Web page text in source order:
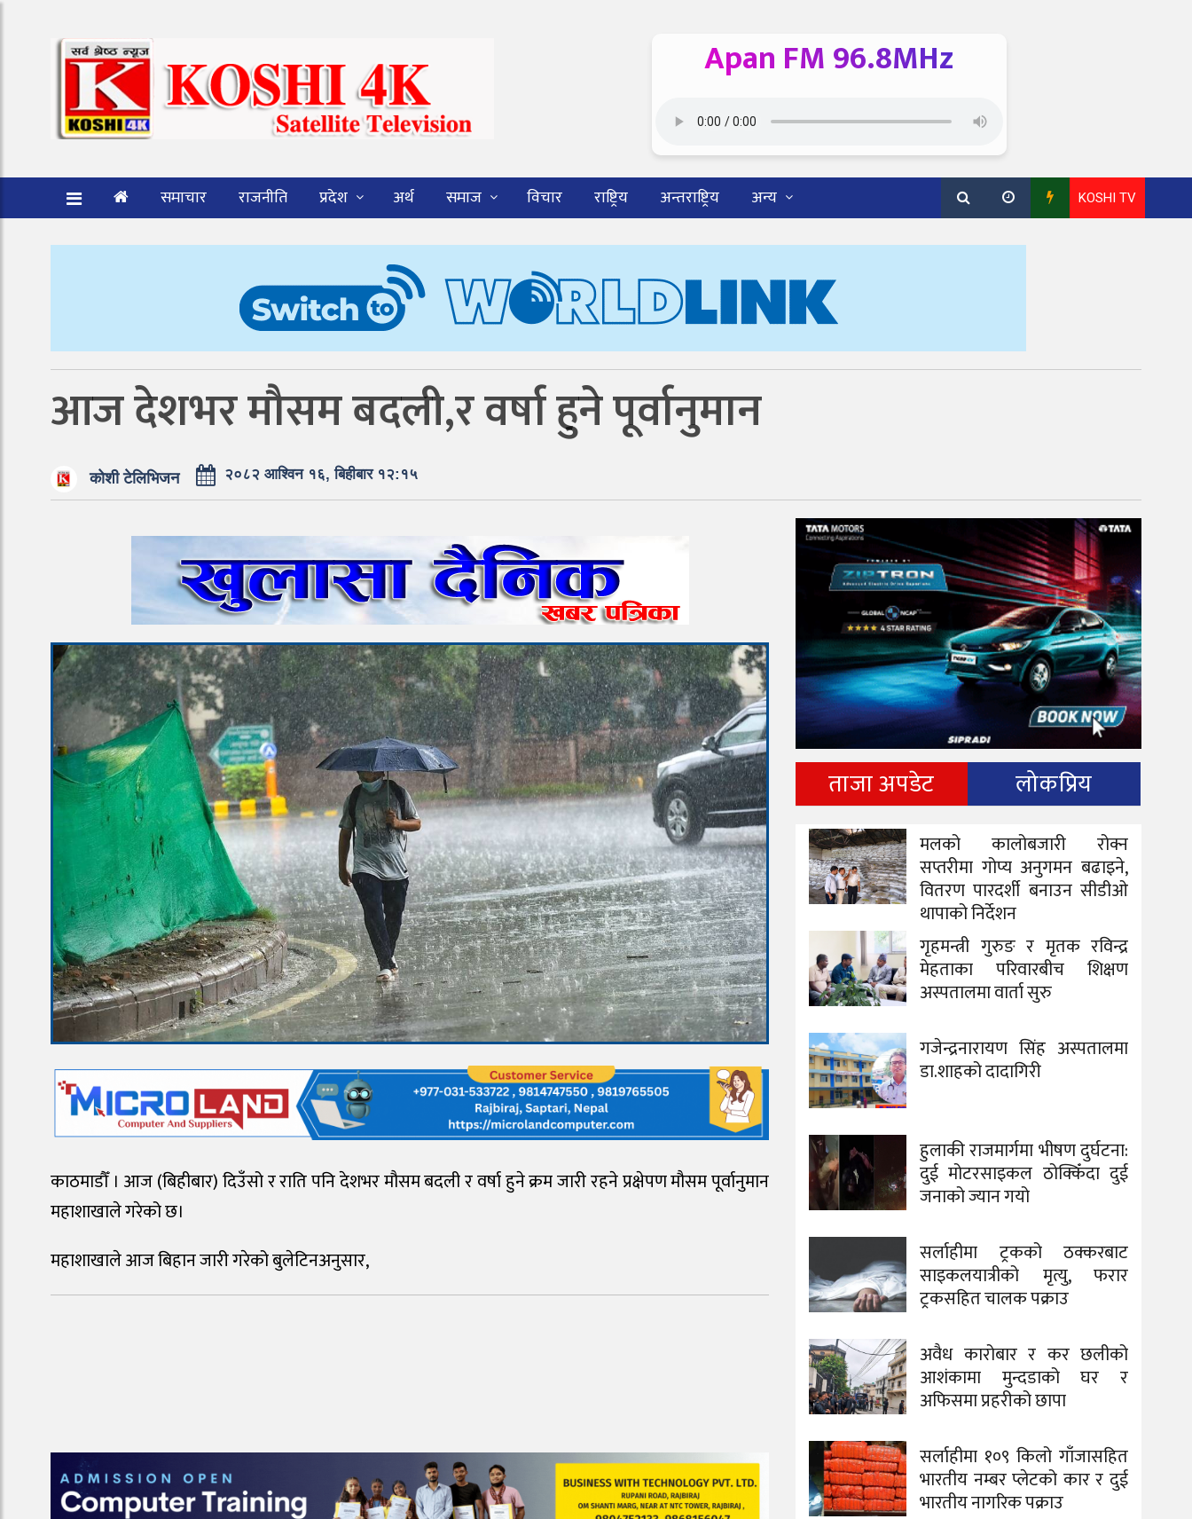
Apan FM 96.8MHz
समाचार राजनीति प्रदेश अर्थ समाज विचार राष्ट्रिय अन्तराष्ट्रिय अन्य KOSHI TV
आज देशभर मौसम बदली,र वर्षा हुने पूर्वानुमान
कोशी टेलिभिजन २०८२ आश्विन १६, बिहीबार १२:१५
काठमाडौँ । आज (बिहीबार) दिउँसो र राति पनि देशभर मौसम बदली र वर्षा हुने क्रम जारी रहने प्रक्षेपण मौसम पूर्वानुमान
महाशाखाले गरेको छ।
महाशाखाले आज बिहान जारी गरेको बुलेटिनअनुसार,
ताजा अपडेट लोकप्रिय
मलको कालोबजारी रोक्न
सप्तरीमा गोप्य अनुगमन बढाइने,
वितरण पारदर्शी बनाउन सीडीओ
थापाको निर्देशन
गृहमन्त्री गुरुङ र मृतक रविन्द्र
मेहताका परिवारबीच शिक्षण
अस्पतालमा वार्ता सुरु
गजेन्द्रनारायण सिंह अस्पतालमा
डा.शाहको दादागिरी
हुलाकी राजमार्गमा भीषण दुर्घटना:
दुई मोटरसाइकल ठोक्किँदा दुई
जनाको ज्यान गयो
सर्लाहीमा ट्रकको ठक्करबाट
साइकलयात्रीको मृत्यु, फरार
ट्रकसहित चालक पक्राउ
अवैध कारोबार र कर छलीको
आशंकामा मुन्दडाको घर र
अफिसमा प्रहरीको छापा
सर्लाहीमा १०९ किलो गाँजासहित
भारतीय नम्बर प्लेटको कार र दुई
भारतीय नागरिक पक्राउ